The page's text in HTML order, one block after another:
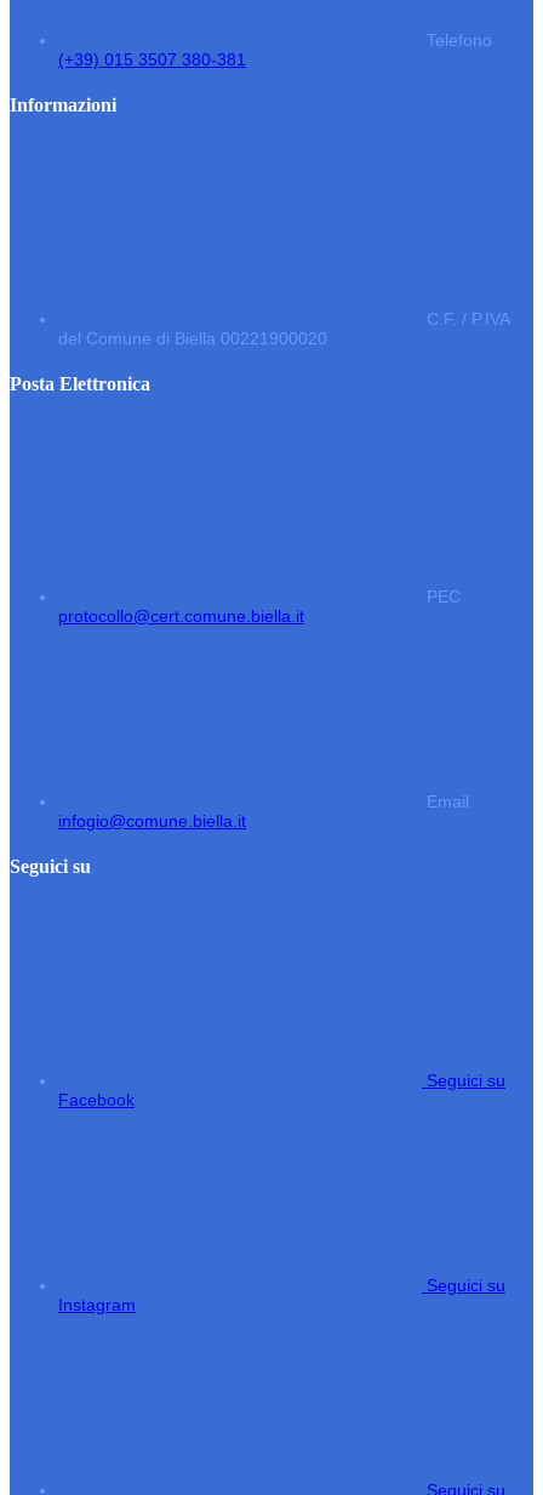
Telefono
(+39) 015 3507 380-381
Informazioni
C.F. / P.IVA
del Comune di Biella 00221900020
Posta Elettronica
PEC
protocollo@cert.comune.biella.it
Email
infogio@comune.biella.it
Seguici su
Seguici su
Facebook
Seguici su
Instagram
Seguici su